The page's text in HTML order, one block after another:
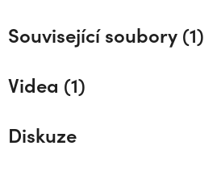
Související soubory (1)
Videa (1)
Diskuze